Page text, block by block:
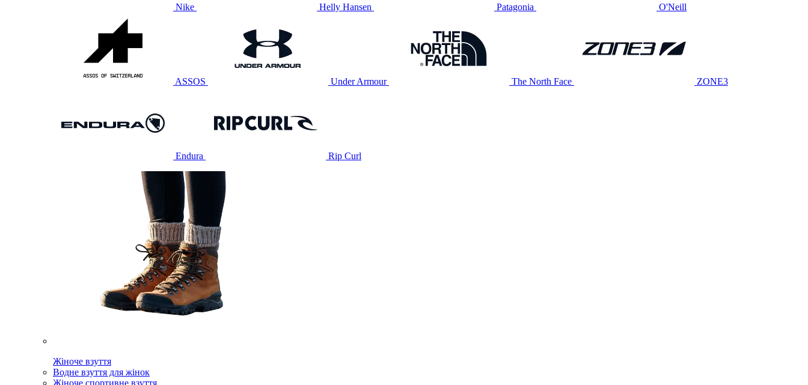
Nike Helly Hansen Patagonia O'Neill
ASSOS Under Armour The North Face ZONE3
Endura Rip Curl
Жіноче взуття
Водне взуття для жінок
Жіноче спортивне взуття